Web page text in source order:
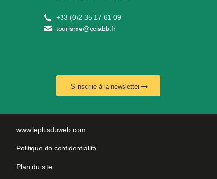
+33 (0)2 35 17 61 09
tourisme@cciabb.fr
S’inscrire à la newsletter
www.leplusduweb.com
Politique de confidentialité
Plan du site